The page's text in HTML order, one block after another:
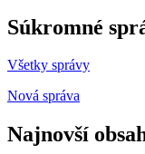
Súkromné
Všetky správy
Nová správa
Najnovší